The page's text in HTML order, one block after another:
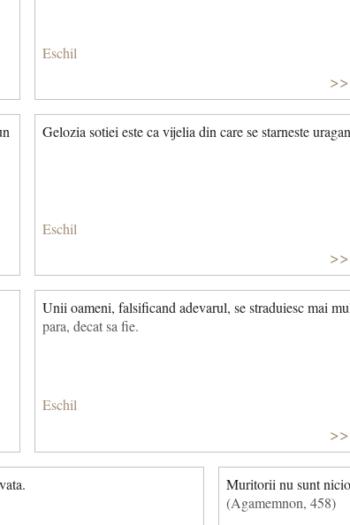
Eschil
Gelozia sotiei este ca vijelia din care se starneste
Eschil
Unii oameni, falsificand adevarul, se straduiesc mai
para, decat sa fie.
Eschil
Muritorii nu sunt
(Agamemnon, 458)